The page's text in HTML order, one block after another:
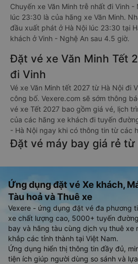
Chuyến xe Văn Minh trễ nhất đi Vinh
lúc 23:30 là của hãng xe Văn Minh.
đầu xuất phát ở Hà Nội lúc 23:30 tại
khách ở Vinh - Nghệ An sau 4.5 giờ.
Đặt vé xe Văn Minh Tết
đi Vinh
Vé xe Văn Minh tết 2027 từ Hà Nội đi
công bố. Vexere.com sẽ sớm thông
vé xe Tết 2027 bao gồm giá vé, lịch
của các hãng xe khách đi tuyến
- Hà Nội ngay khi có thông tin từ các
Đặt vé máy bay giá rẻ từ
Ứng dụng đặt vé Xe khách,
Tàu hoả và Thuê xe
Vexere - ứng dụng đặt vé đa phương
xe chất lượng cao, 5000+ tuyến
bay và hãng tàu cùng dịch vụ thuê xe
khắp các tỉnh thành tại Việt Nam.
Ứng dụng hiển thị thông tin đầy đủ,
tiện ích giúp người dùng so sánh và